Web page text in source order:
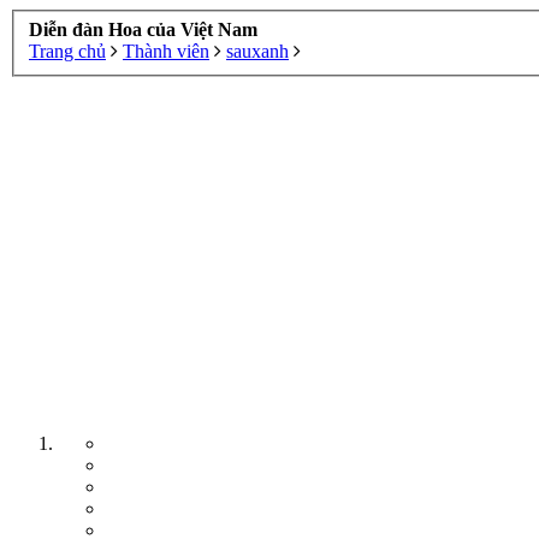
Diễn đàn Hoa của Việt Nam
Trang chủ
Thành viên sauxanh